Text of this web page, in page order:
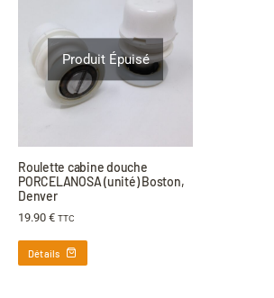
Produit Épuisé
Roulette cabine douche
PORCELANOSA (unité) Boston,
Denver
19.90 € TTC
Détails